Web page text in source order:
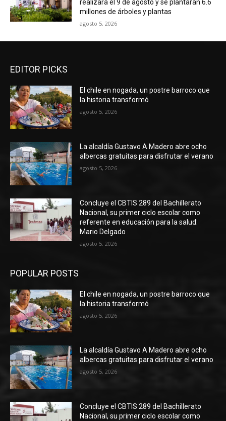
realizará el 9 de agosto y se plantarán 6.6
millones de árboles y plantas
agosto 5, 2026
EDITOR PICKS
El chile en nogada, un postre barroco que
la historia transformó
agosto 5, 2026
La alcaldía Gustavo A Madero abre ocho
albercas gratuitas para disfrutar el verano
agosto 5, 2026
Concluye el CBTIS 289 del Bachillerato
Nacional, su primer ciclo escolar como
referente en educación para la salud:
Mario Delgado
agosto 5, 2026
POPULAR POSTS
El chile en nogada, un postre barroco que
la historia transformó
agosto 5, 2026
La alcaldía Gustavo A Madero abre ocho
albercas gratuitas para disfrutar el verano
agosto 5, 2026
Concluye el CBTIS 289 del Bachillerato
Nacional, su primer ciclo escolar como